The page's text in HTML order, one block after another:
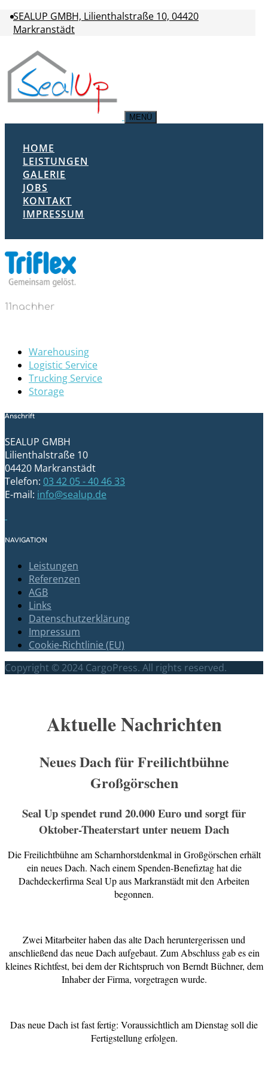
SEALUP GMBH, Lilienthalstraße 10, 04420
Markranstädt
MENÜ
HOME
LEISTUNGEN
GALERIE
JOBS
KONTAKT
IMPRESSUM
11nachher
Warehousing
Logistic Service
Trucking Service
Storage
Anschrift
SEALUP GMBH
Lilienthalstraße 10
04420 Markranstädt
Telefon: 03 42 05 - 40 46 33
E-mail: info@sealup.de
NAVIGATION
Leistungen
Referenzen
AGB
Links
Datenschutzerklärung
Impressum
Cookie-Richtlinie (EU)
Copyright © 2024 CargoPress. All rights reserved.
Aktuelle Nachrichten
Neues Dach für Freilichtbühne
Großgörschen
Seal Up spendet rund 20.000 Euro und sorgt für
Oktober-Theaterstart unter neuem Dach
Die Freilichtbühne am Scharnhorstdenkmal in Großgörschen erhält
ein neues Dach. Nach einem Spenden-Benefiztag hat die
Dachdeckerfirma Seal Up aus Markranstädt mit den Arbeiten
begonnen.
Zwei Mitarbeiter haben das alte Dach heruntergerissen und
anschließend das neue Dach aufgebaut. Zum Abschluss gab es ein
kleines Richtfest, bei dem der Richtspruch von Berndt Büchner, dem
Inhaber der Firma, vorgetragen wurde.
Das neue Dach ist fast fertig: Voraussichtlich am Dienstag soll die
Fertigstellung erfolgen.